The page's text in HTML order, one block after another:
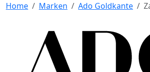
Home Marken Ado Goldkante